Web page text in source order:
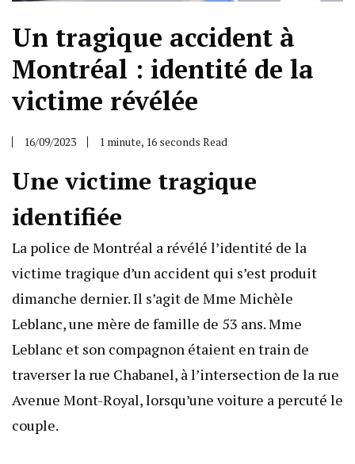
Un tragique accident à
Montréal : identité de la
victime révélée
16/09/2023 1 minute, 16 seconds Read
Une victime tragique
identifiée
La police de Montréal a révélé l’identité de la
victime tragique d’un accident qui s’est produit
dimanche dernier. Il s’agit de Mme Michèle
Leblanc, une mère de famille de 53 ans. Mme
Leblanc et son compagnon étaient en train de
traverser la rue Chabanel, à l’intersection de la rue
Avenue Mont-Royal, lorsqu’une voiture a percuté le
couple.